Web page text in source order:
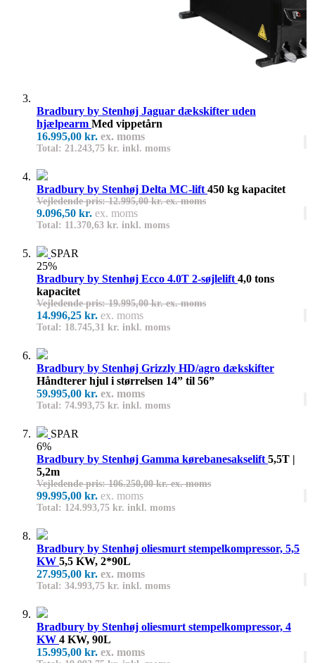
Bradbury by Stenhøj Jaguar dækskifter uden
hjælpearm Med vippetårn
16.995,00 kr. ex. moms
Total: 21.243,75 kr. inkl. moms
Bradbury by Stenhøj Delta MC-lift 450 kg kapacitet
Vejledende pris: 12.995,00 kr. ex. moms
9.096,50 kr. ex. moms
Total: 11.370,63 kr. inkl. moms
SPAR
25%
Bradbury by Stenhøj Ecco 4.0T 2-søjlelift 4,0 tons
kapacitet
Vejledende pris: 19.995,00 kr. ex. moms
14.996,25 kr. ex. moms
Total: 18.745,31 kr. inkl. moms
Bradbury by Stenhøj Grizzly HD/agro dækskifter
Håndterer hjul i størrelsen 14” til 56”
59.995,00 kr. ex. moms
Total: 74.993,75 kr. inkl. moms
SPAR
6%
Bradbury by Stenhøj Gamma kørebanesakselift 5,5T |
5,2m
Vejledende pris: 106.250,00 kr. ex. moms
99.995,00 kr. ex. moms
Total: 124.993,75 kr. inkl. moms
Bradbury by Stenhøj oliesmurt stempelkompressor, 5,5
KW 5,5 KW, 2*90L
27.995,00 kr. ex. moms
Total: 34.993,75 kr. inkl. moms
Bradbury by Stenhøj oliesmurt stempelkompressor, 4
KW 4 KW, 90L
15.995,00 kr. ex. moms